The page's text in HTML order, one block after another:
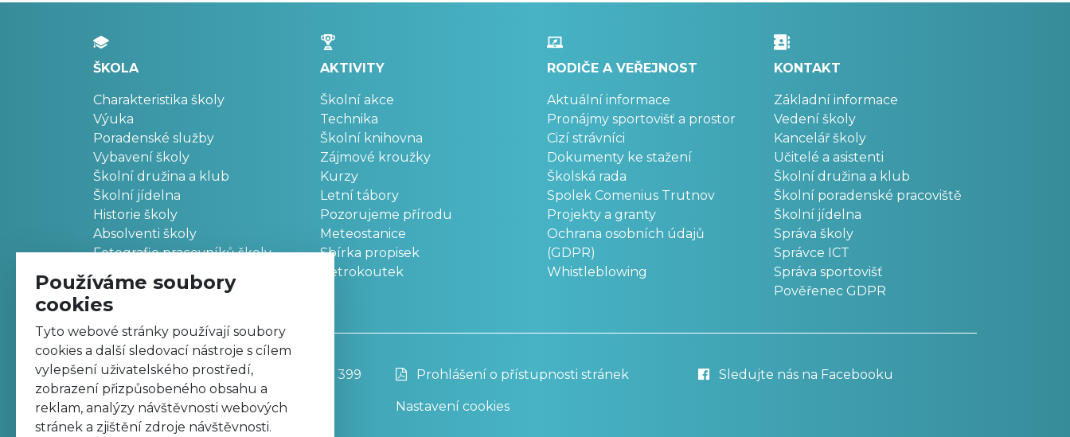
ŠKOLA
Charakteristika školy
Výuka
Poradenské služby
Vybavení školy
Školní družina a klub
Školní jídelna
Historie školy
Absolventi školy
Fotografie pracovníků školy
AKTIVITY
Školní akce
Technika
Školní knihovna
Zájmové kroužky
Kurzy
Letní tábory
Pozorujeme přírodu
Meteostanice
Sbírka propisek
Retrokoutek
RODIČE A VEŘEJNOST
Aktuální informace
Pronájmy sportovišť a prostor
Cizí strávníci
Dokumenty ke stažení
Školská rada
Spolek Comenius Trutnov
Projekty a granty
Ochrana osobních údajů
(GDPR)
Whistleblowing
KONTAKT
Základní informace
Vedení školy
Kancelář školy
Učitelé a asistenti
Školní družina a klub
Školní poradenské pracoviště
Školní jídelna
Správa školy
Správce ICT
Správa sportovišť
Pověřenec GDPR
Základní škola, Trutnov, Komenského 399
499 811 195
zskomtu@zskomtu.cz
Prohlášení o přístupnosti stránek
Nastavení cookies
Sledujte nás na Facebooku
Používáme soubory
cookies
Tyto webové stránky používají soubory
cookies a další sledovací nástroje s cílem
vylepšení uživatelského prostředí,
zobrazení přizpůsobeného obsahu a
reklam, analýzy návštěvnosti webových
stránek a zjištění zdroje návštěvnosti.